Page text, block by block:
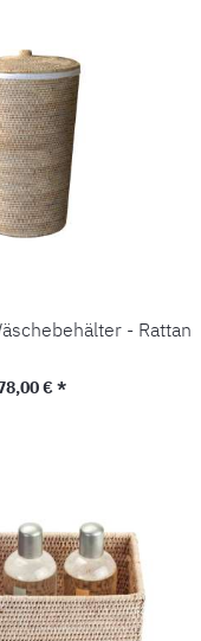
- Rattan
Preis:
€ *